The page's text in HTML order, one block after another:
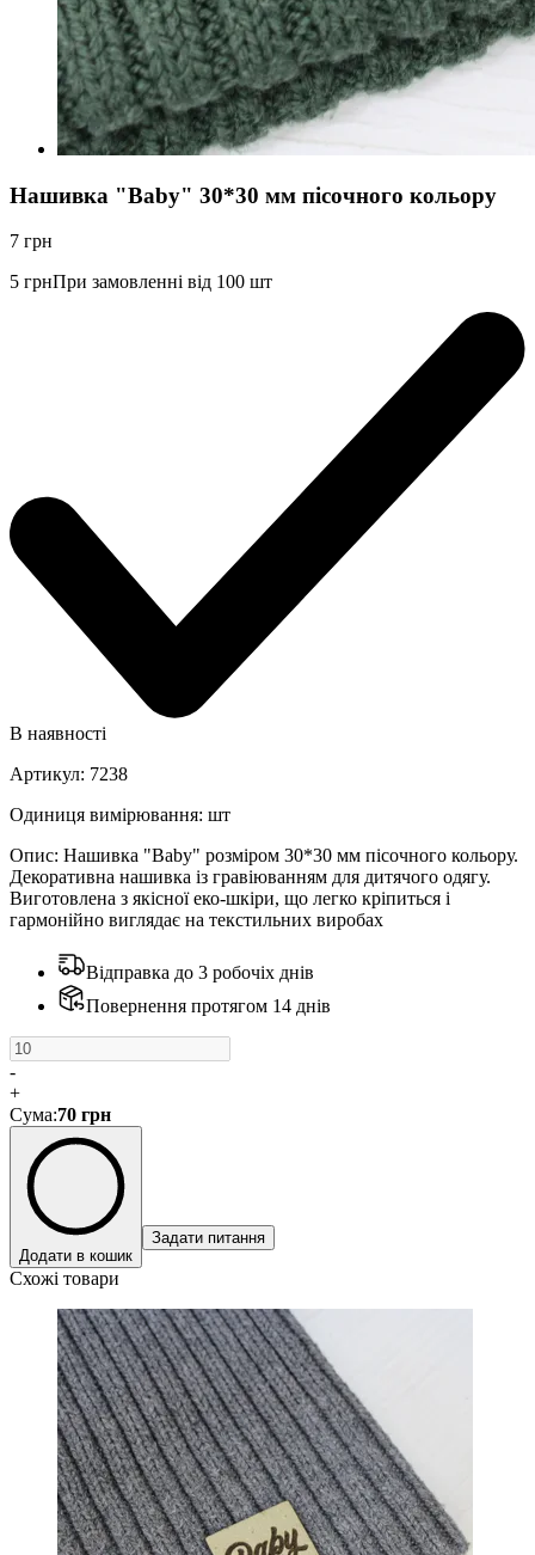
Нашивка "Baby" 30*30 мм пісочного кольору
7 грн
5 грнПри замовленні від 100 шт
В наявності
Артикул: 7238
Одиниця вимірювання: шт
Опис: Нашивка "Baby" розміром 30*30 мм пісочного кольору.
Декоративна нашивка із гравіюванням для дитячого одягу.
Виготовлена з якісної еко-шкіри, що легко кріпиться і
гармонійно виглядає на текстильних виробах
Відправка до 3 робочіх днів
Повернення протягом 14 днів
-
+
Сума:70 грн
Додати в кошик
Задати питання
Схожі товари